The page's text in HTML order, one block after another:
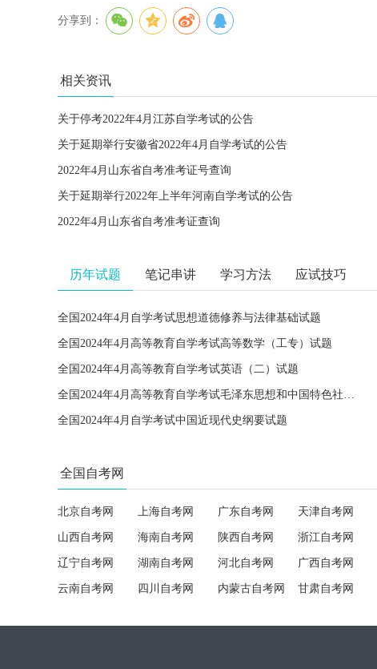
分享到：
相关资讯
关于停考2022年4月江苏自学考试的公告
关于延期举行安徽省2022年4月自学考试的公告
2022年4月山东省自考准考证号查询
关于延期举行2022年上半年河南自学考试的公告
2022年4月山东省自考准考证查询
历年试题 笔记串讲 学习方法 应试技巧
全国2024年4月自学考试思想道德修养与法律基础试题
全国2024年4月高等教育自学考试高等数学（工专）试题
全国2024年4月高等教育自学考试英语（二）试题
全国2024年4月高等教育自学考试毛泽东思想和中国特色社会主义理论体系概论试题
全国2024年4月自学考试中国近现代史纲要试题
全国自考网
北京自考网 上海自考网 广东自考网 天津自考网
山西自考网 海南自考网 陕西自考网 浙江自考网
辽宁自考网 湖南自考网 河北自考网 广西自考网
云南自考网 四川自考网 内蒙古自考网 甘肃自考网